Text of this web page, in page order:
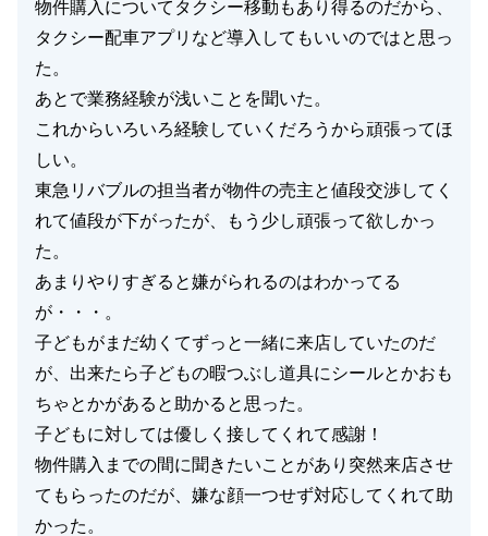
物件購入についてタクシー移動もあり得るのだから、
タクシー配車アプリなど導入してもいいのではと思っ
た。
あとで業務経験が浅いことを聞いた。
これからいろいろ経験していくだろうから頑張ってほ
しい。
東急リバブルの担当者が物件の売主と値段交渉してく
れて値段が下がったが、もう少し頑張って欲しかっ
た。
あまりやりすぎると嫌がられるのはわかってる
が・・・。
子どもがまだ幼くてずっと一緒に来店していたのだ
が、出来たら子どもの暇つぶし道具にシールとかおも
ちゃとかがあると助かると思った。
子どもに対しては優しく接してくれて感謝！
物件購入までの間に聞きたいことがあり突然来店させ
てもらったのだが、嫌な顔一つせず対応してくれて助
かった。